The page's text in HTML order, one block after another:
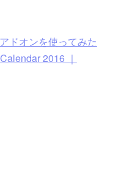
ドオンを使ってみた
2016 ｜